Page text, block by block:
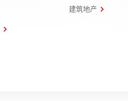
建筑地产